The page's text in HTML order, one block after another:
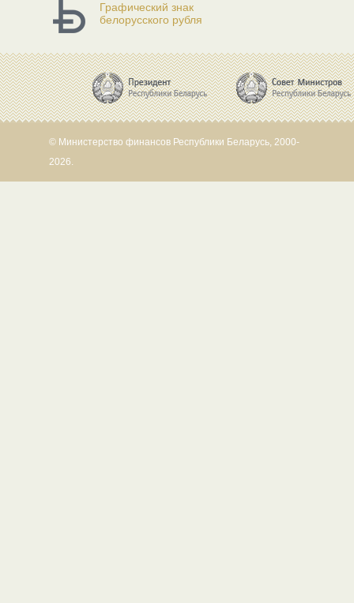
Графический знак
белорусского рубля
© Министерство финансов Республики Беларусь, 2000-
2026.